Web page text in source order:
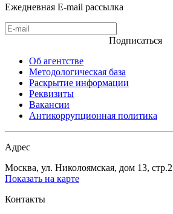
Ежедневная E-mail рассылка
Подписаться
Об агентстве
Методологическая база
Раскрытие информации
Реквизиты
Вакансии
Антикоррупционная политика
Адрес
Москва, ул. Николоямская, дом 13, стр.2
Показать на карте
Контакты